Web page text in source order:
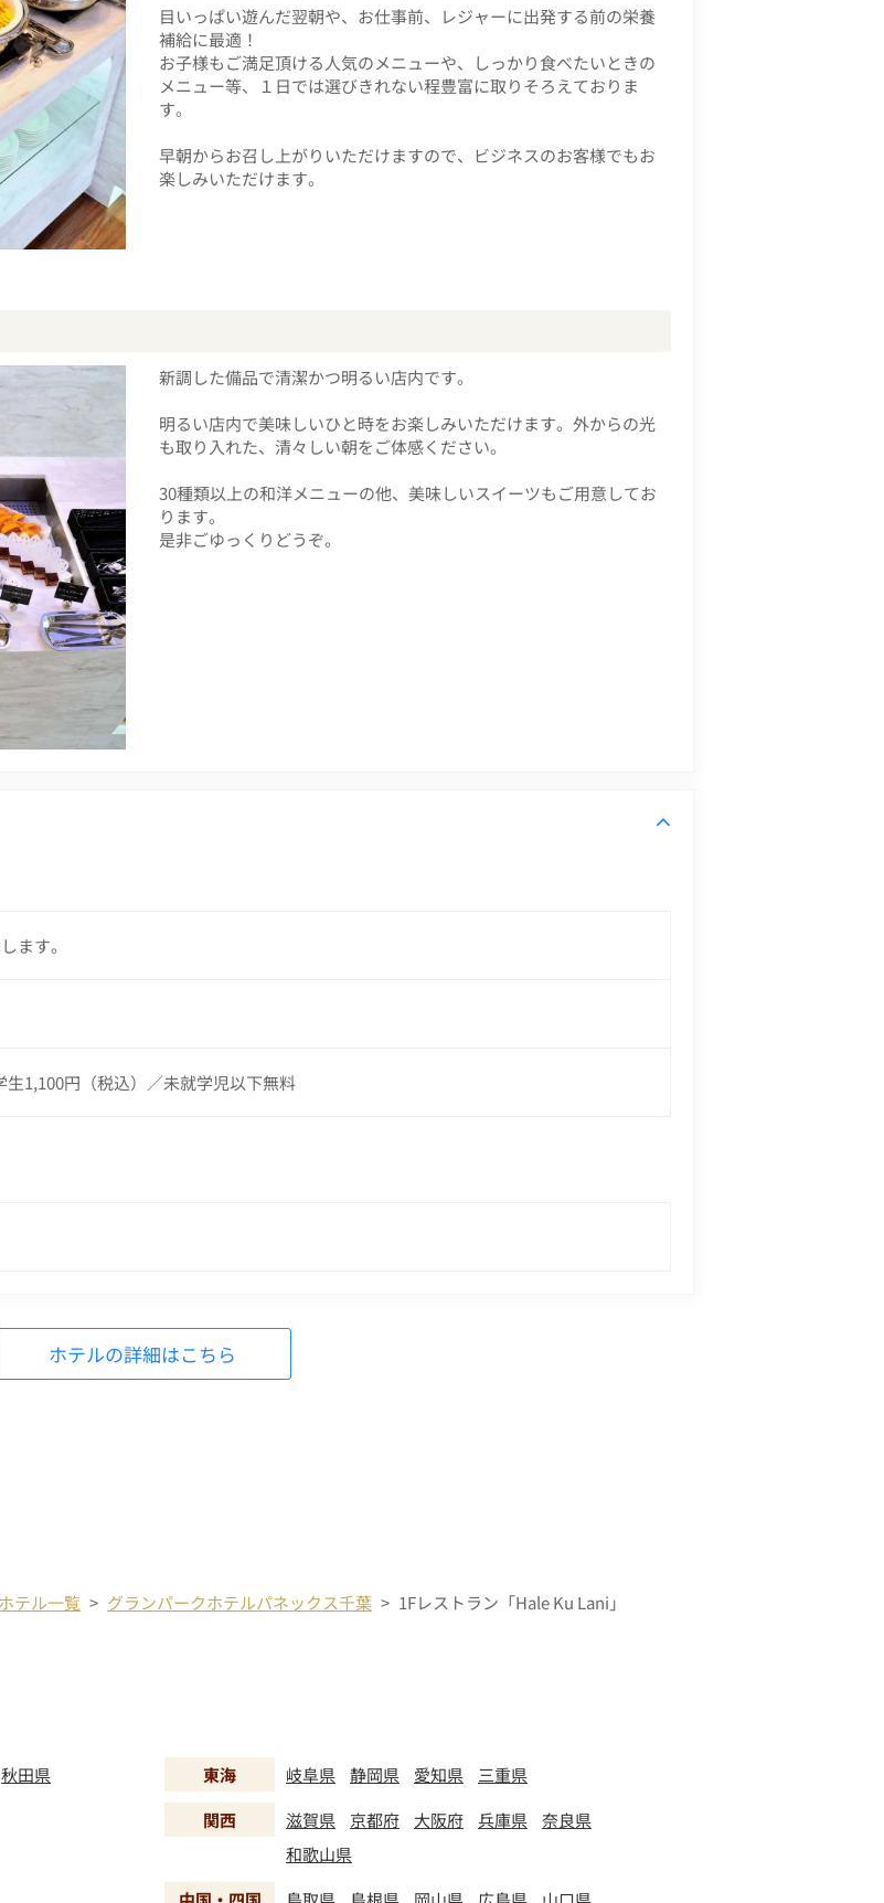
目いっぱい遊んだ翌朝や、お仕事前、レジャーに出発する前の栄養
補給に最適！
お子様もご満足頂ける人気のメニューや、しっかり食べたいときの
メニュー等、１日では選びきれない程豊富に取りそろえておりま
す。
早朝からお召し上がりいただけますので、ビジネスのお客様でもお
楽しみいただけます。
新調した備品で清潔かつ明るい店内です。
明るい店内で美味しいひと時をお楽しみいただけます。外からの光
も取り入れた、清々しい朝をご体感ください。
30種類以上の和洋メニューの他、美味しいスイーツもご用意してお
ります。
是非ごゆっくりどうぞ。
ます。
1,100円（税込）／未就学児以下無料
ホテルの詳細はこちら
テル一覧 グランパークホテルパネックス千葉 1Fレストラン「Hale Ku Lani」
秋田県
東海 岐阜県 静岡県 愛知県
三重県
関西
滋賀県 京都府 大阪府 兵庫県
奈良県
和歌山県